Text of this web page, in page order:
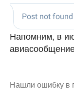
Напомним, в
Нашли ошибку в